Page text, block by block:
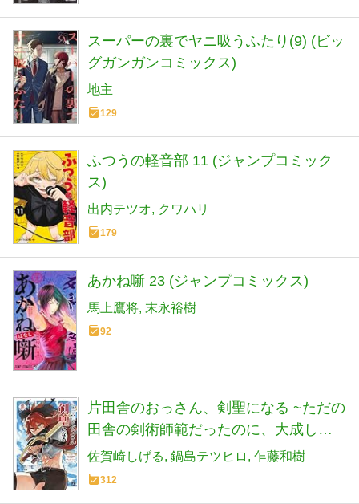
スーパーの裏でヤニ吸うふたり(9) (ビッ
グガンガンコミックス)
地主
129
ふつうの軽音部 11 (ジャンプコミック
ス)
出内テツオ クワハリ
179
あかね噺 23 (ジャンプコミックス)
馬上鷹将 末永裕樹
92
片田舎のおっさん、剣聖になる ~ただの
田舎の剣術師範だったのに、大成した
弟子たちが俺を放ってくれない件~ 8 (8)
(ヤングチャンピオン・コミックス)
佐賀崎しげる 鍋島テツヒロ 乍藤和樹
312